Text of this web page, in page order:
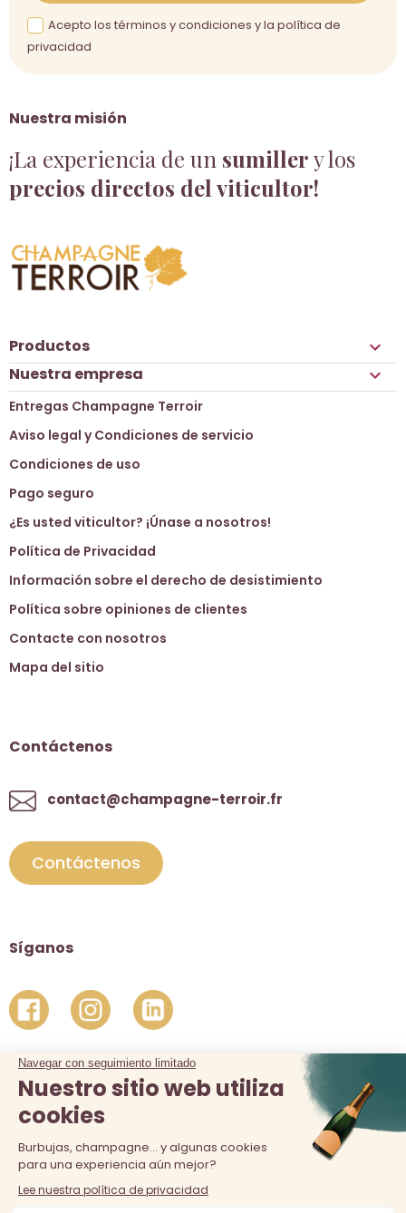
Nuestra misión
¡La experiencia de un sumillery los
precios directos del viticultor!
Acepto los términos y condiciones y la política de
privacidad
Productos 
Nuestra empresa 
Entregas Champagne Terroir
Aviso legal y Condiciones de servicio
Condiciones de uso
Pago seguro
¿Es usted viticultor? ¡Únase a nosotros!
Política de Privacidad
Información sobre el derecho de desistimiento
Política sobre opiniones de clientes
Contacte con nosotros
Mapa del sitio
Contáctenos
contact@champagne-terroir.fr
Contáctenos
Síganos